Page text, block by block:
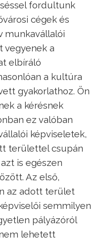
fordultunk
cégek és
munkavállalói
vegyenek a
elbíráló
a kultúra
gyakorlathoz. Ön
a kérésnek
ez valóban
képviseletek,
területtel csupán
is egészen
Az első,
az adott terület
semmilyen
pályázóról
lehetett